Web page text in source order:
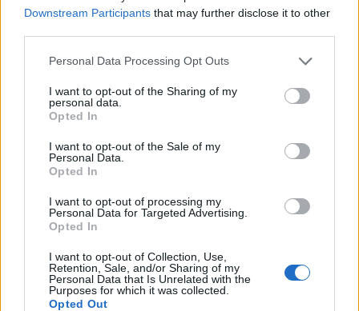
Downstream Participants that may further disclose it to other
Please note that this website/app uses one or more Google
not limited to your visit or usage behaviour. You may click to
grant or deny consent to Google and its third-party tags to
use your data for below specified purposes in below Google
consent section.
Personal Data Processing Opt Outs
I want to opt-out of the Sharing of my
personal data.
Opted In
I want to opt-out of the Sale of my
Personal Data.
Opted In
I want to opt-out of processing my
Personal Data for Targeted Advertising.
Opted In
I want to opt-out of Collection, Use,
Retention, Sale, and/or Sharing of my
Personal Data that Is Unrelated with the
Purposes for which it was collected.
Opted Out
Continue lendo